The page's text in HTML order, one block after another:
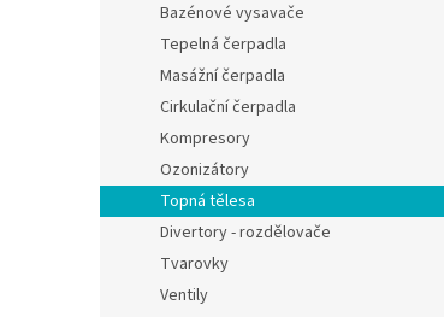
Bazénové vysavače
Tepelná čerpadla
Masážní čerpadla
Cirkulační čerpadla
Kompresory
Ozonizátory
Topná tělesa
Divertory - rozdělovače
Tvarovky
Ventily